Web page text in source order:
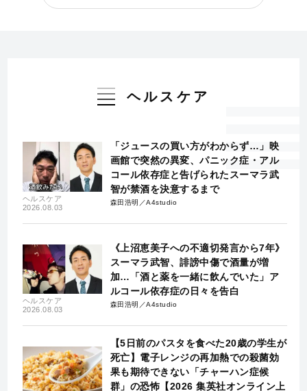
ヘルスケア
ヘルスケア
2026.08.03
「ジュースの買い方がわからず…」映
画館で突然の異変、パニック症・アル
コール依存症と告げられたスーマラ武
智が禁酒を決意するまで
森田浩明／A4studio
ヘルスケア
2026.08.03
《上沼恵美子への不適切発言から7年》
スーマラ武智、誹謗中傷で酒量が増
加…「酒と薬を一緒に飲んでいた」ア
ルコール依存症の日々を告白
森田浩明／A4studio
【5日前のパスタを食べた20歳の学生が
死亡】電子レンジの再加熱での殺菌効
果も期待できない「チャーハン症候
群」の恐怖【2026 集英社オンライン上